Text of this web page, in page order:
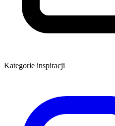
Kategorie inspiracji